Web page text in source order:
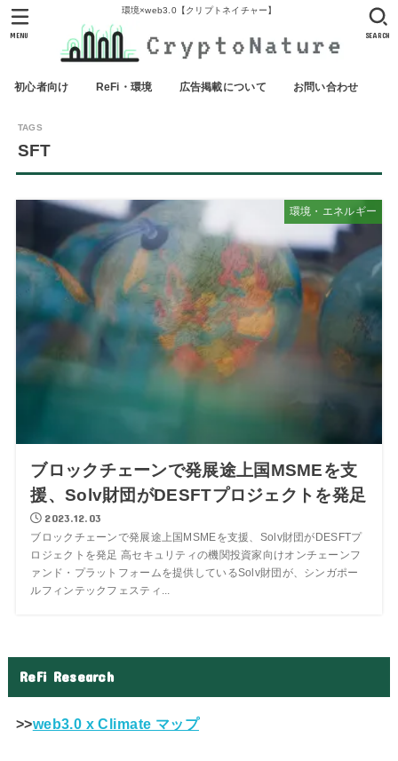
環境×web3.0【クリプトネイチャー】
初心者向け ReFi・環境 広告掲載について お問い合わせ
SEARCH
MENU
SFT
環境・エネルギー
ブロックチェーンで発展途上国MSMEを支
援、Solv財団がDESFTプロジェクトを発足
2023.12.03
ブロックチェーンで発展途上国MSMEを支援、Solv財団がDESFTプ
ロジェクトを発足 高セキュリティの機関投資家向けオンチェーンフ
ァンド・プラットフォームを提供しているSolv財団が、シンガポー
ルフィンテックフェスティ...
ReFi Research
>>web3.0 x Climate マップ